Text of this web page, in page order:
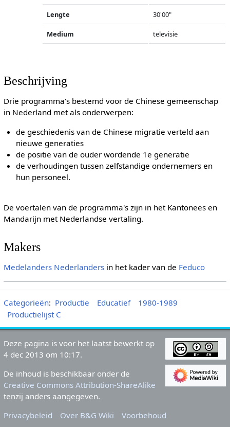
Lengte 30'00"
Medium televisie
Beschrijving
Drie programma's bestemd voor de Chinese gemeenschap
in Nederland met als onderwerpen:
de geschiedenis van de Chinese migratie verteld aan
nieuwe generaties
de positie van de ouder wordende 1e generatie
de verhoudingen tussen zelfstandige ondernemers en
hun personeel.
De voertalen van de programma's zijn in het Kantonees en
Mandarijn met Nederlandse vertaling.
Makers
Medelanders Nederlandersin het kader van de Feduco
Categorieën: Productie Educatief
1980-1989
Productielijst C
Deze pagina is voor het laatst bewerkt op
4 dec 2013 om 10:17.
De inhoud is beschikbaar onder de
Creative Commons Attribution-ShareAlike
tenzij anders aangegeven.
Privacybeleid
Over B&G Wiki Voorbehoud